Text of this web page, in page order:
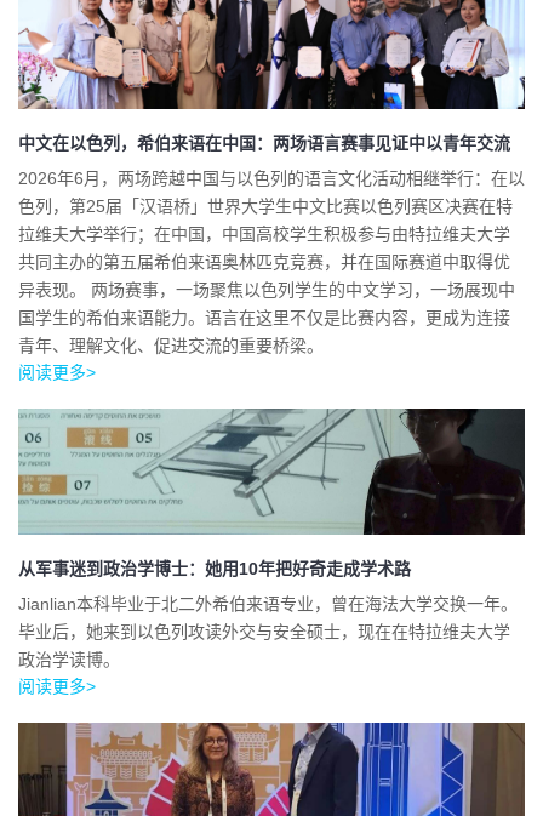
中文在以色列，希伯来语在中国：两场语言赛事见证中以青年交流
2026年6月，两场跨越中国与以色列的语言文化活动相继举行：在以
色列，第25届「汉语桥」世界大学生中文比赛以色列赛区决赛在特
拉维夫大学举行；在中国，中国高校学生积极参与由特拉维夫大学
共同主办的第五届希伯来语奥林匹克竞赛，并在国际赛道中取得优
异表现。 两场赛事，一场聚焦以色列学生的中文学习，一场展现中
国学生的希伯来语能力。语言在这里不仅是比赛内容，更成为连接
青年、理解文化、促进交流的重要桥梁。
阅读更多>
从军事迷到政治学博士：她用10年把好奇走成学术路
Jianlian本科毕业于北二外希伯来语专业，曾在海法大学交换一年。
毕业后，她来到以色列攻读外交与安全硕士，现在在特拉维夫大学
政治学读博。
阅读更多>